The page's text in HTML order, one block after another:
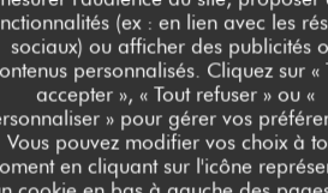
(ex : en lien avec les
sociaux) ou afficher des publicités
personnalisés. Cliquez sur «
accepter », « Tout refuser » ou «
» pour gérer vos
Vous pouvez modifier vos choix à
en cliquant sur l'icône
de nos clients